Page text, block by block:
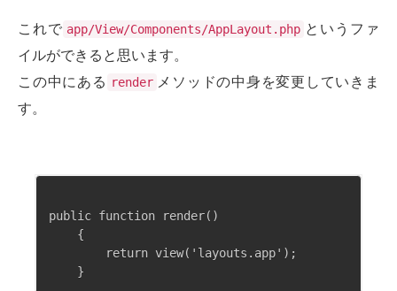
これで app/View/Components/AppLayout.php というファ
イルができると思います。
この中にある render メソッドの中身を変更していきま
す。
public function render()
    {
        return view('layouts.app');